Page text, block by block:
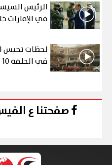
الرئيس
في الإمارات
لحظات تحبس
في الحلقة 10 من رأس الأفعى
صفحتنا ع